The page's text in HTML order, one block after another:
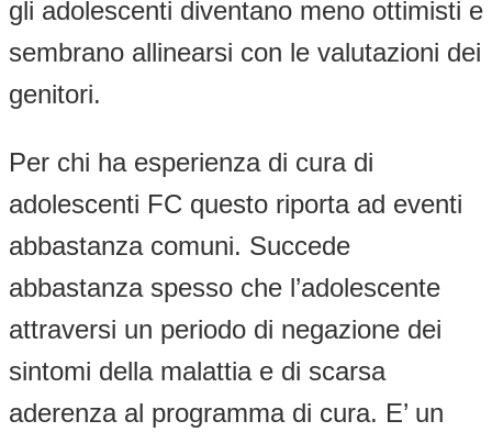
gli adolescenti diventano meno ottimisti e
sembrano allinearsi con le valutazioni dei
genitori.
Per chi ha esperienza di cura di
adolescenti FC questo riporta ad eventi
abbastanza comuni. Succede
abbastanza spesso che l’adolescente
attraversi un periodo di negazione dei
sintomi della malattia e di scarsa
aderenza al programma di cura. E’ un